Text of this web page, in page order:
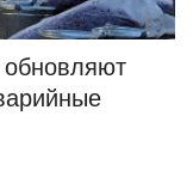
обновляют